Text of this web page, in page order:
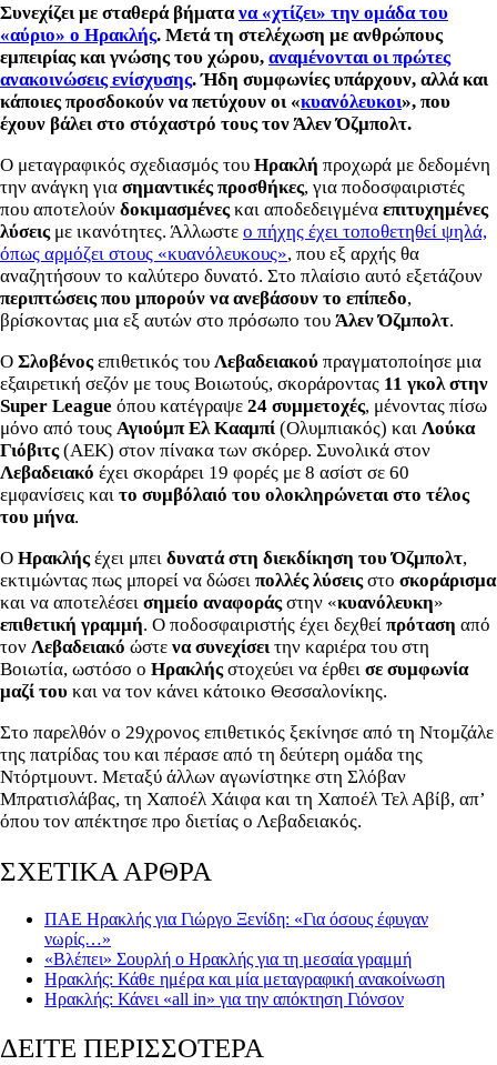
Συνεχίζει με σταθερά βήματανα «χτίζει» την ομάδα του
«αύριο» ο Ηρακλής. Μετά τη στελέχωση με ανθρώπους
εμπειρίας και γνώσης του χώρου, αναμένονται οι πρώτες
ανακοινώσεις ενίσχυσης. Ήδη συμφωνίες υπάρχουν, αλλά και
κάποιες προσδοκούν να πετύχουν οι «κυανόλευκοι», που
έχουν βάλει στο στόχαστρό τους τον Άλεν Όζμπολτ.
Ο μεταγραφικός σχεδιασμός του Ηρακλή προχωρά με δεδομένη
την ανάγκη για σημαντικές προσθήκες, για ποδοσφαιριστές
που αποτελούν δοκιμασμένεςκαι αποδεδειγμένα επιτυχημένες
λύσεις με ικανότητες. Άλλωστε ο πήχης έχει τοποθετηθεί ψηλά,
όπως αρμόζει στους «κυανόλευκους», που εξ αρχής θα
αναζητήσουν το καλύτερο δυνατό. Στο πλαίσιο αυτό εξετάζουν
περιπτώσεις που μπορούν να ανεβάσουν το επίπεδο,
βρίσκοντας μια εξ αυτών στο πρόσωπο του Άλεν Όζμπολτ.
Ο Σλοβένοςεπιθετικός του Λεβαδειακού πραγματοποίησε μια
εξαιρετική σεζόν με τους Βοιωτούς, σκοράροντας 11 γκολ στην
Super League όπου κατέγραψε 24 συμμετοχές, μένοντας πίσω
μόνο από τους Αγιούμπ Ελ Κααμπί (Ολυμπιακός) και Λούκα
Γιόβιτς(ΑΕΚ) στον πίνακα των σκόρερ. Συνολικά στον
Λεβαδειακό έχει σκοράρει 19 φορές με 8 ασίστ σε 60
εμφανίσεις και το συμβόλαιό του ολοκληρώνεται στο τέλος
του μήνα.
Ο Ηρακλήςέχει μπει δυνατά στη διεκδίκηση του Όζμπολτ,
εκτιμώντας πως μπορεί να δώσει πολλές λύσειςστο σκοράρισμα
και να αποτελέσει σημείο αναφοράςστην «κυανόλευκη»
επιθετική γραμμή. Ο ποδοσφαιριστής έχει δεχθεί πρόταση από
τον Λεβαδειακό ώστε να συνεχίσειτην καριέρα του στη
Βοιωτία, ωστόσο ο Ηρακλήςστοχεύει να έρθει σε συμφωνία
μαζί του και να τον κάνει κάτοικο Θεσσαλονίκης.
Στο παρελθόν ο 29χρονος επιθετικός ξεκίνησε από τη Ντομζάλε
της πατρίδας του και πέρασε από τη δεύτερη ομάδα της
Ντόρτμουντ. Μεταξύ άλλων αγωνίστηκε στη Σλόβαν
Μπρατισλάβας, τη Χαποέλ Χάιφα και τη Χαποέλ Τελ Αβίβ, απ’
όπου τον απέκτησε προ διετίας ο Λεβαδειακός.
ΣΧΕΤΙΚΑ ΑΡΘΡΑ
ΠΑΕ Ηρακλής για Γιώργο Ξενίδη: «Για όσους έφυγαν
νωρίς…»
«Βλέπει» Σουρλή ο Ηρακλής για τη μεσαία γραμμή
Ηρακλής: Κάθε ημέρα και μία μεταγραφική ανακοίνωση
Ηρακλής: Κάνει «all in» για την απόκτηση Γιόνσον
ΔΕΙΤΕ ΠΕΡΙΣΣΟΤΕΡΑ